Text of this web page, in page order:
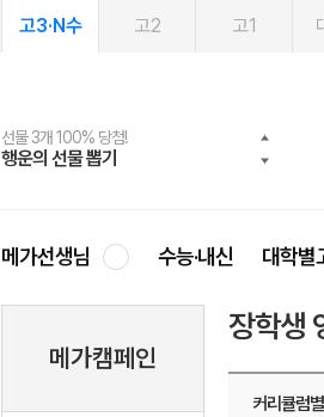
고3·N수 고2 고1
선물 3개 100% 당첨!
행운의 선물 뽑기
선물 100% 증정!
메가스터디 X 올리브
여름방학 스터디 캐시백
메가런 썸머스쿨
2027 러셀 단과
강사 공개선발
스마트러닝앱
설문 EVENT
메가패스
3일 무료 체험권
메가패스 수강생 무료혜택!
메가클럽 멤버십
사회공헌 캠페인
희망이룸 메가나눔
메가선생님 수능·내신 대학별
메가캠페인
장학생
커리큘럼